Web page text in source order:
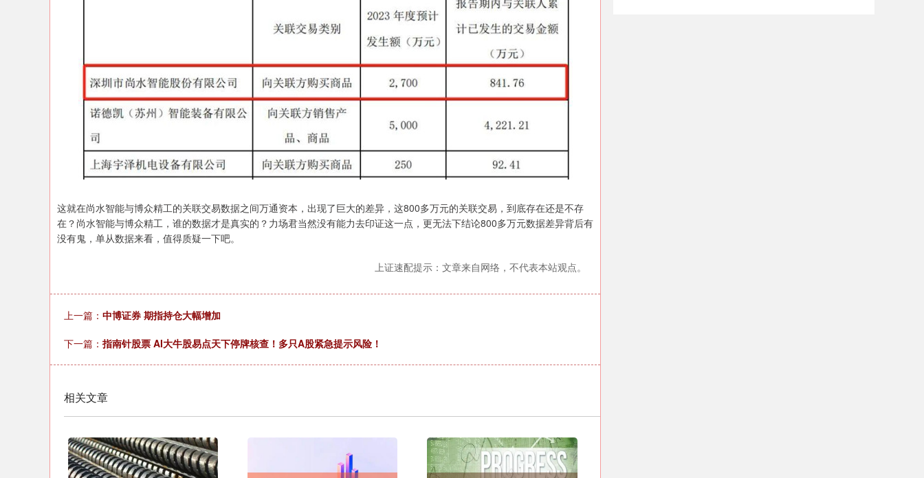
这就在尚水智能与博众精工的关联交易数据之间万通资本，出现了巨大的差异，这800多万元的关联交易，到底存在还是不存
在？尚水智能与博众精工，谁的数据才是真实的？力场君当然没有能力去印证这一点，更无法下结论800多万元数据差异背后有
没有鬼，单从数据来看，值得质疑一下吧。
上证速配提示：文章来自网络，不代表本站观点。
上一篇： 中博证券 期指持仓大幅增加
下一篇： 指南针股票 AI大牛股易点天下停牌核查！多只A股紧急提示风险！
相关文章